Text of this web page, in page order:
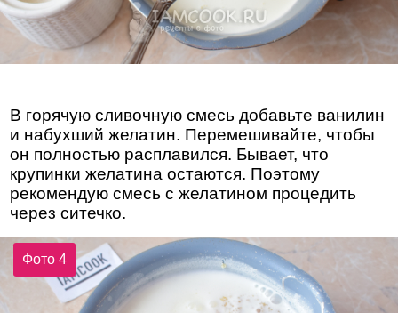
В горячую сливочную смесь добавьте ванилин
и набухший желатин. Перемешивайте, чтобы
он полностью расплавился. Бывает, что
крупинки желатина остаются. Поэтому
рекомендую смесь с желатином процедить
через ситечко.
Фото 4